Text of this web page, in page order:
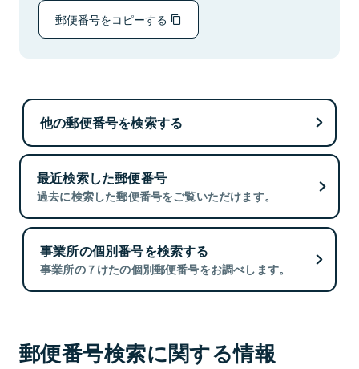
郵便番号をコピーする
他の郵便番号を検索する
最近検索した郵便番号
過去に検索した郵便番号をご覧いただけます。
事業所の個別番号を検索する
事業所の７けたの個別郵便番号をお調べします。
郵便番号検索に関する情報